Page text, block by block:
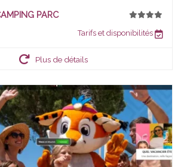
PARC
Tarifs et disponibilités
Plus de détails